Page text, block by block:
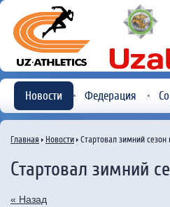
Новости Федерация
Главная Новости Стартовал зимний
Стартовал зимний
« Назад